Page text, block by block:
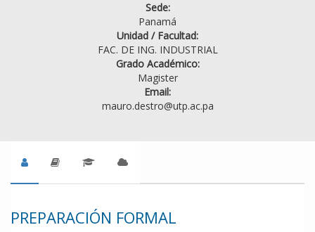
Sede:
Panamá
Unidad / Facultad:
FAC. DE ING. INDUSTRIAL
Grado Académico:
Magister
Email:
mauro.destro@utp.ac.pa
PREPARACIÓN FORMAL